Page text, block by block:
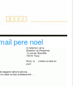
pere noel